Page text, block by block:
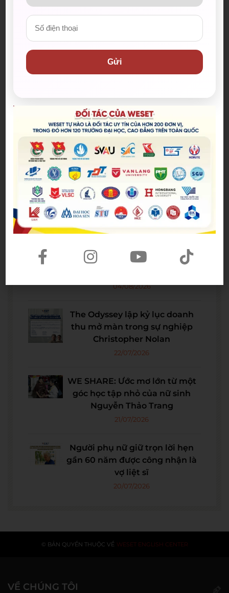
Bài viết mới nhất
Spider-Man: Brand New Day – Bộ
phim được kỳ vọng đưa MCU trở
04/08/2026
The Odyssey lập kỷ lục doanh
thu mở màn trong sự nghiệp
Christopher Nolan
22/07/2026
WE SHARE: Ước mơ lớn từ một
góc học tập nhỏ của nữ sinh
Nguyễn Thảo Trang
21/07/2026
Người phụ nữ giữ trọn lời hẹn
gần 60 năm được công nhận là
vợ liệt sĩ
20/07/2026
© BẢN QUYỀN THUỘC VỀ WESET ENGLISH CENTER
VỀ CHÚNG TÔI
Gửi